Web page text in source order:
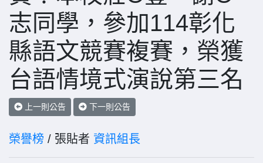
志同學，參加114彰化
縣語文競賽複賽，榮獲
台語情境式演說第三名
上一則公告 下一則公告
榮譽榜 / 張貼者 資訊組長